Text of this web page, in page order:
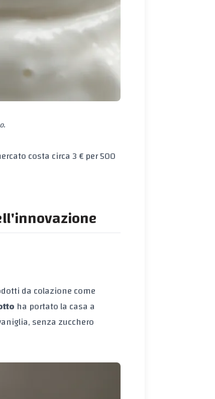
costa circa 3 € per 500
da colazione come
ha portato la casa a
senza zucchero